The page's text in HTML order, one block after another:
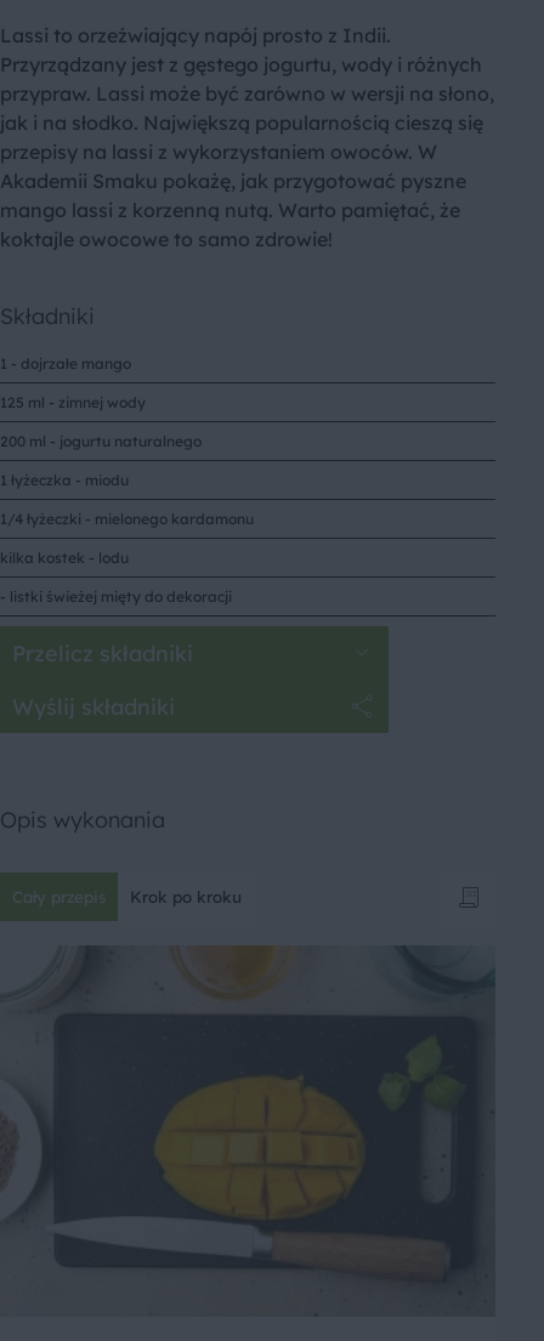
Lassi to orzeźwiający napój prosto z Indii.
Przyrządzany jest z gęstego jogurtu, wody i różnych
przypraw. Lassi może być zarówno w wersji na słono,
jak i na słodko. Największą popularnością cieszą się
przepisy na lassi z wykorzystaniem owoców. W
Akademii Smaku pokażę, jak przygotować pyszne
mango lassi z korzenną nutą. Warto pamiętać, że
koktajle owocowe to samo zdrowie!
Składniki
1 - dojrzałe mango
125 ml - zimnej wody
200 ml - jogurtu naturalnego
1 łyżeczka - miodu
1/4 łyżeczki - mielonego kardamonu
kilka kostek - lodu
- listki świeżej mięty do dekoracji
Przelicz składniki
Wyślij składniki
Opis wykonania
Cały przepis Krok po kroku